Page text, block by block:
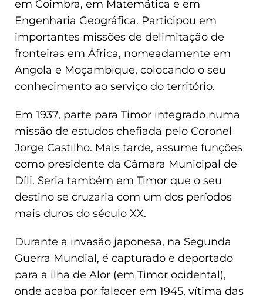
em Coimbra, em Matemática e em
Engenharia Geográfica. Participou em
importantes missões de delimitação de
fronteiras em África, nomeadamente em
Angola e Moçambique, colocando o seu
conhecimento ao serviço do território.
Em 1937, parte para Timor integrado numa
missão de estudos chefiada pelo Coronel
Jorge Castilho. Mais tarde, assume funções
como presidente da Câmara Municipal de
Díli. Seria também em Timor que o seu
destino se cruzaria com um dos períodos
mais duros do século XX.
Durante a invasão japonesa, na Segunda
Guerra Mundial, é capturado e deportado
para a ilha de Alor (em Timor ocidental),
onde acaba por falecer em 1945, vítima das